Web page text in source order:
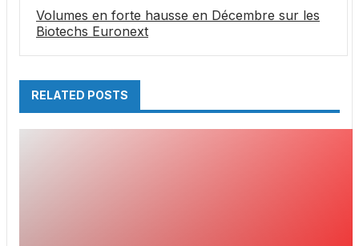
Volumes en forte hausse en Décembre sur les
Biotechs Euronext
RELATED POSTS